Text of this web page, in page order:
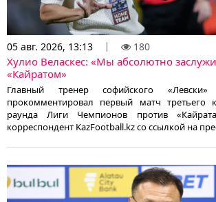
05 авг. 2026, 13:13 180
Хулио Веласкес: «Мы абсолютно
«Кайратом»
Главный тренер софийского
прокомментировал первый матч третьего
раунда Лиги Чемпионов против
корреспондент KazFootball.kz со ссылкой на